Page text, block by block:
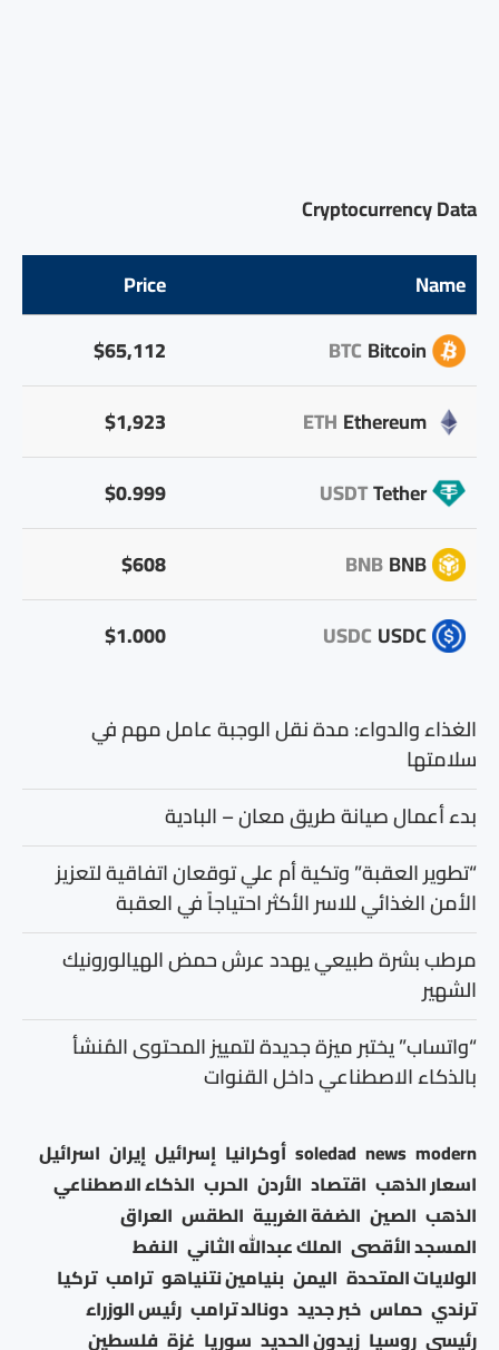
Cryptocurrency Data
Name
Price
Bitcoin
BTC
$65,112
Ethereum
ETH
$1,923
Tether
USDT
$0.999
BNB
BNB
$608
USDC
USDC
$1.000
الغذاء والدواء: مدة نقل الوجبة عامل مهم في
سلامتها
بدء أعمال صيانة طريق معان – البادية
“تطوير العقبة” وتكية أم علي توقعان اتفاقية لتعزيز
الأمن الغذائي للاسر الأكثر احتياجاً في العقبة
مرطب بشرة طبيعي يهدد عرش حمض الهيالورونيك
الشهير
“واتساب” يختبر ميزة جديدة لتمييز المحتوى المُنشأ
بالذكاء الاصطناعي داخل القنوات
modern
news
soledad أوكرانيا إسرائيل إيران اسرائيل
اسعار الذهب اقتصاد الأردن الحرب الذكاء الاصطناعي
الذهب الصين الضفة الغربية الطقس العراق
المسجد الأقصى الملك عبدالله الثاني النفط
الولايات المتحدة اليمن بنيامين نتنياهو ترامب تركيا
ترندي حماس خبر جديد دونالد ترامب رئيس الوزراء
رئيسي روسيا زيدون الحديد سوريا غزة فلسطين